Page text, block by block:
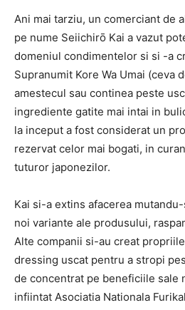
Ani mai tarziu, un comerciant de
pe nume Seiichirō Kai a vazut
domeniul condimentelor si si -a
Supranumit Kore Wa Umai (ceva
amestecul sau continea peste
ingrediente gatite mai intai in
la inceput a fost considerat un
rezervat celor mai bogati, in
tuturor japonezilor.
Kai si-a extins afacerea
noi variante ale produsului,
Alte companii si-au creat
dressing uscat pentru a stropi
de concentrat pe beneficiile sale
infiintat Asociatia Nationala